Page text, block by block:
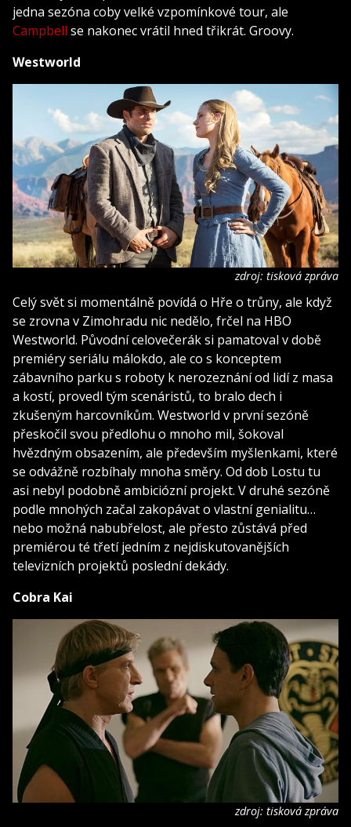
jedna sezóna coby velké vzpomínkové tour, ale
Campbell se nakonec vrátil hned třikrát. Groovy.
Westworld
zdroj: tisková zpráva
Celý svět si momentálně povídá o Hře o trůny, ale když
se zrovna v Zimohradu nic nedělo, frčel na HBO
Westworld. Původní celovečerák si pamatoval v době
premiéry seriálu málokdo, ale co s konceptem
zábavního parku s roboty k nerozeznání od lidí z masa
a kostí, provedl tým scenáristů, to bralo dech i
zkušeným harcovníkům. Westworld v první sezóně
přeskočil svou předlohu o mnoho mil, šokoval
hvězdným obsazením, ale především myšlenkami, které
se odvážně rozbíhaly mnoha směry. Od dob Lostu tu
asi nebyl podobně ambiciózní projekt. V druhé sezóně
podle mnohých začal zakopávat o vlastní genialitu…
nebo možná nabubřelost, ale přesto zůstává před
premiérou té třetí jedním z nejdiskutovanějších
televizních projektů poslední dekády.
Cobra Kai
zdroj: tisková zpráva